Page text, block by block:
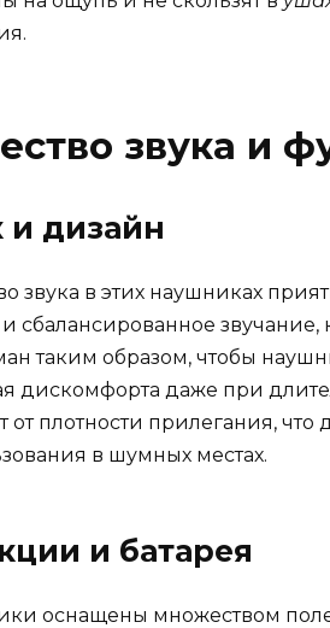
звука и
и дизайн
звука в этих наушниках
и сбалансированное
таким образом, чтобы
дискомфорта даже при
от плотности прилегания,
в шумных местах.
и батарея
оснащены множеством